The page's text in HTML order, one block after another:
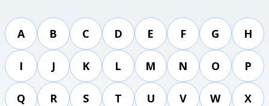
A B C D E F G H
I J K L M N O P
Q R S T U V W X